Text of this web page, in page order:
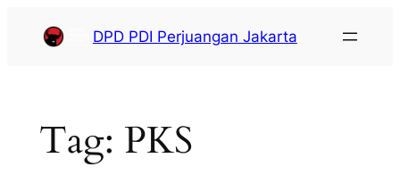
DPD PDI Perjuangan Jakarta
Tag: PKS